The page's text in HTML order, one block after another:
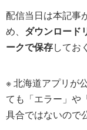
配信当日は本記事
め、 ダウンロード
ークで保存してお
※ 北海道アプリが
ても「エラー」や
具合ではないので